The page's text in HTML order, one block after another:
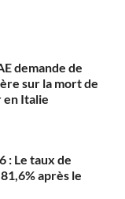
demande de
sur la mort de
en Italie
: Le taux de
après le